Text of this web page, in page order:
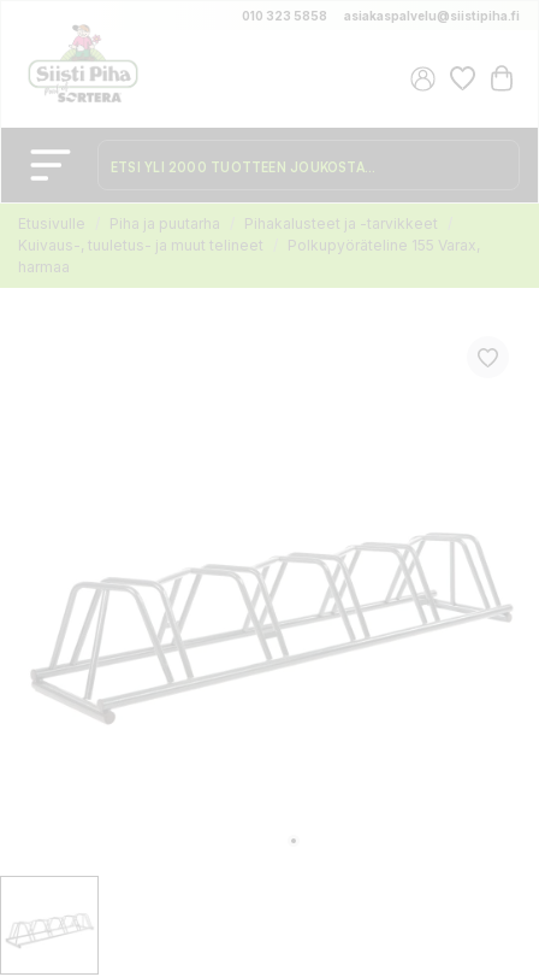
010 323 5858 asiakaspalvelu@siistipiha.fi
Etusivulle Piha ja puutarha
Pihakalusteet ja -tarvikkeet
Kuivaus-, tuuletus- ja muut telineet
Polkupyöräteline 155 Varax,
harmaa